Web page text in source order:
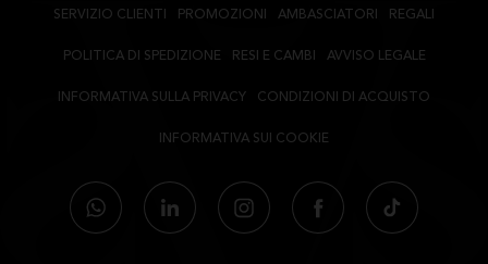
SERVIZIO CLIENTI PROMOZIONI AMBASCIATORI REGALI
POLITICA DI SPEDIZIONE RESI E CAMBI AVVISO LEGALE
INFORMATIVA SULLA PRIVACY CONDIZIONI DI ACQUISTO
INFORMATIVA SUI COOKIE